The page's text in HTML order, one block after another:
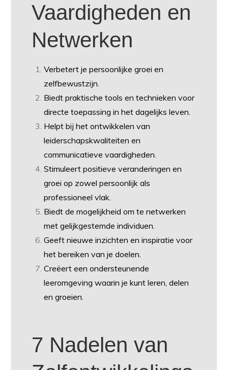
Vaardigheden en
Netwerken
Verbetert je persoonlijke groei en
zelfbewustzijn.
Biedt praktische tools en technieken voor
directe toepassing in het dagelijks leven.
Helpt bij het ontwikkelen van
leiderschapskwaliteiten en
communicatieve vaardigheden.
Stimuleert positieve veranderingen en
groei op zowel persoonlijk als
professioneel vlak.
Biedt de mogelijkheid om te netwerken
met gelijkgestemde individuen.
Geeft nieuwe inzichten en inspiratie voor
het bereiken van je doelen.
Creëert een ondersteunende
leeromgeving waarin je kunt leren, delen
en groeien.
7 Nadelen van